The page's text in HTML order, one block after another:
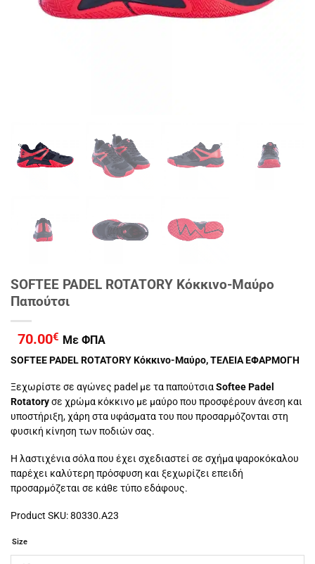
SOFTEE PADEL ROTATORY Κόκκινο-Μαύρο
Παπούτσι
70.00€ Με ΦΠΑ
SOFTEE PADEL ROTATORY Κόκκινο-Μαύρο, ΤΕΛΕΙΑ ΕΦΑΡΜΟΓΗ
Ξεχωρίστε σε αγώνες padel με τα παπούτσιαSoftee Padel
Rotatoryσε χρώμα κόκκινο με μαύρο που προσφέρουν άνεση και
υποστήριξη, χάρη στα υφάσματα του που προσαρμόζονται στη
φυσική κίνηση των ποδιών σας.
Η λαστιχένια σόλα που έχει σχεδιαστεί σε σχήμα ψαροκόκαλου
παρέχει καλύτερη πρόσφυση και ξεχωρίζει επειδή
προσαρμόζεται σε κάθε τύπο εδάφους.
Product SKU: 80330.A23
Size